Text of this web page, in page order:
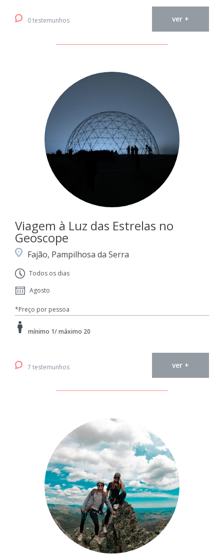
0 testemunhos ver +
Viagem à Luz das Estrelas no
Geoscope
Fajão, Pampilhosa da Serra
Todos os dias
Agosto
*Preço por pessoa
mínimo 1/ máximo 20
7 testemunhos ver +